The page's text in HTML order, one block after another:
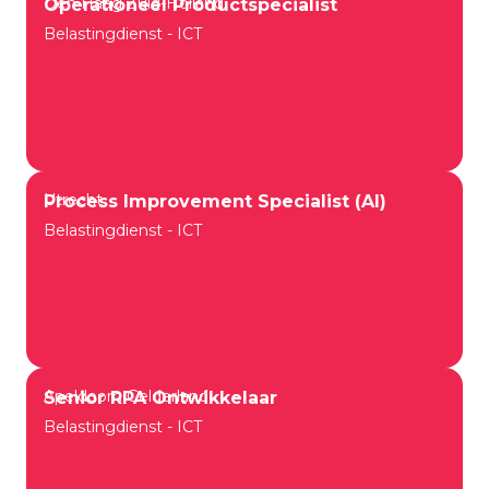
Operationeel Productspecialist
Belastingdienst - ICT
Utrecht
Process Improvement Specialist (AI)
Belastingdienst - ICT
Apeldoorn Gelderland
Senior RPA Ontwikkelaar
Belastingdienst - ICT